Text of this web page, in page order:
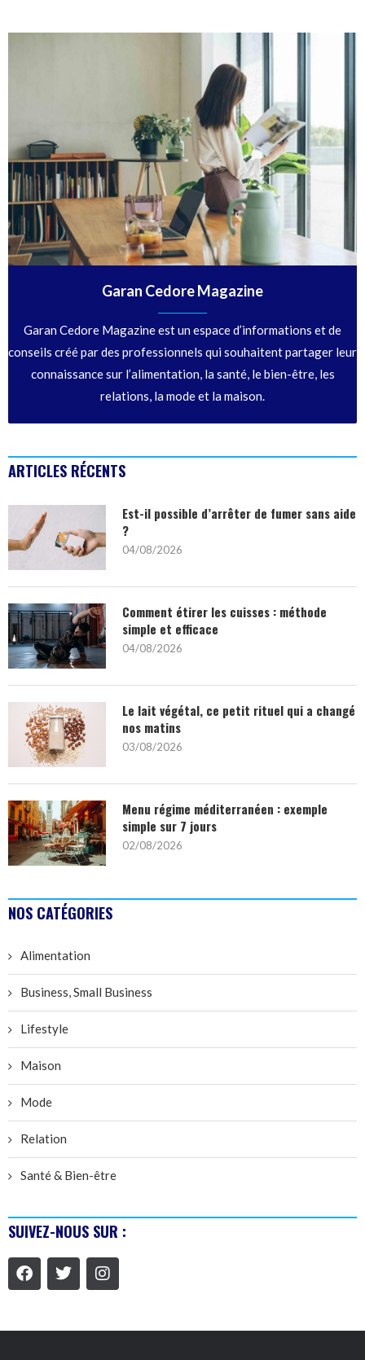
Garan Cedore Magazine
Garan Cedore Magazine est un espace d’informations et de
conseils créé par des professionnels qui souhaitent partager leur
connaissance sur l’alimentation, la santé, le bien-être, les
relations, la mode et la maison.
ARTICLES RÉCENTS
Est-il possible d’arrêter de fumer sans aide
?
04/08/2026
Comment étirer les cuisses : méthode
simple et efficace
04/08/2026
Le lait végétal, ce petit rituel qui a changé
nos matins
03/08/2026
Menu régime méditerranéen : exemple
simple sur 7 jours
02/08/2026
NOS CATÉGORIES
Alimentation
Business, Small Business
Lifestyle
Maison
Mode
Relation
Santé & Bien-être
SUIVEZ-NOUS SUR :